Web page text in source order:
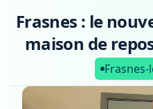
prêté
sermentFrasnes : le
maison de